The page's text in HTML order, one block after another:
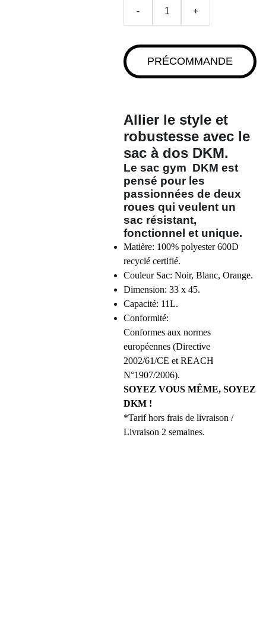
- +
PRÉCOMMANDE
Allier le style et
robustesse avec le
sac à dos DKM.
Le sac gym DKM est
pensé pour les
passionnées de deux
roues qui veulent un
sac résistant,
fonctionnel et unique.
Matière: 100% polyester 600D
recyclé certifié.
Couleur Sac: Noir, Blanc, Orange.
Dimension: 33 x 45.
Capacité: 11L.
Conformité:
Conformes aux normes
européennes (Directive
2002/61/CE et REACH
N°1907/2006).
SOYEZ VOUS MÊME, SOYEZ
DKM !
*Tarif hors frais de livraison /
Livraison 2 semaines.